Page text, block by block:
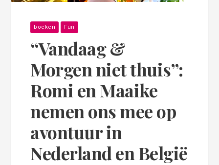
boeken Fun
“Vandaag &
Morgen niet thuis”:
Romi en Maaike
nemen ons mee op
avontuur in
Nederland en België